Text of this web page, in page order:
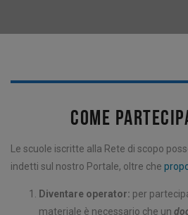
COME
Le scuole iscritte alla Rete di scopo
indetti sul nostro Portale, oltre che
Diventare operator: per
materiale è necessario che un